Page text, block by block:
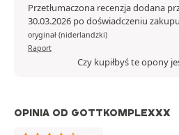
Przetłumaczona recenzja dodana
30.03.2026 po doświadczeniu
oryginał (niderlandzki)
Raport
Czy kupiłbyś te opony
OPINIA OD GOTTKOMPLEXXX